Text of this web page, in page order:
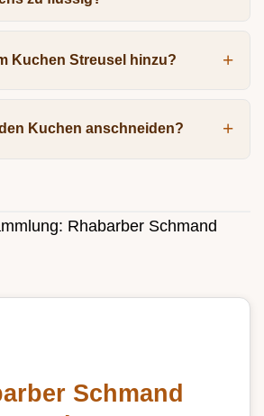
Kuchen Streusel hinzu?
Kuchen anschneiden?
Rhabarber Schmand
Schmand